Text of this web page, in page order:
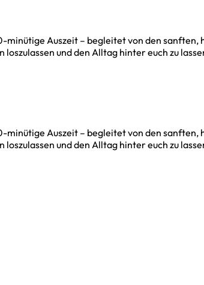
minütige Auszeit – begleitet von den
und den Alltag hinter euch zu
minütige Auszeit – begleitet von den
und den Alltag hinter euch zu